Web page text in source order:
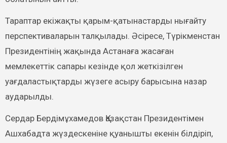
Тараптар екіжақты қарым-қатынастарды нығайту
перспективаларын талқылады. Әсіресе, Түрікменстан
Президентінің жақында Астанаға жасаған
мемлекеттік сапары кезінде қол жеткізілген
уағдаластықтарды жүзеге асыру барысына назар
аударылды.
Сердар Бердімұхамедов Қазақстан Президентімен
Ашхабадта жүздескеніне қуанышты екенін білдіріп,